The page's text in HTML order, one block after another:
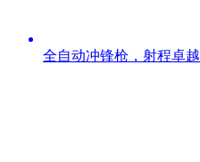
全自动冲锋枪，射程卓越